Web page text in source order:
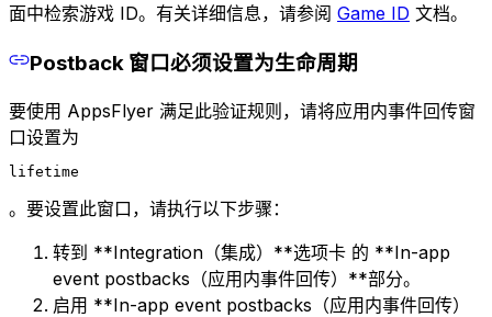
面中检索游戏 ID。有关详细信息，请参阅 Game ID 文档。
Postback 窗口必须设置为生命周期
要使用 AppsFlyer 满足此验证规则，请将应用内事件回传窗
口设置为
lifetime
。要设置此窗口，请执行以下步骤：
转到 **Integration（集成）**选项卡 的 **In-app
event postbacks（应用内事件回传）**部分。
启用 **In-app event postbacks（应用内事件回传）